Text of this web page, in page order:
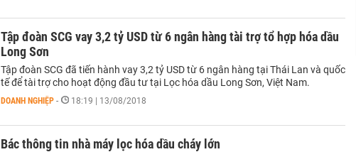
Tập đoàn SCG vay 3,2 tỷ USD từ 6 ngân hàng tài trợ tổ hợp hóa dầu
Long Sơn
Tập đoàn SCG đã tiến hành vay 3,2 tỷ USD từ 6 ngân hàng tại Thái Lan và quốc
tế để tài trợ cho hoạt động đầu tư tại Lọc hóa dầu Long Sơn, Việt Nam.
DOANH NGHIỆP - 18:19 | 13/08/2018
Bác thông tin nhà máy lọc hóa dầu cháy lớn